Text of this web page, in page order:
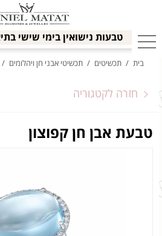
טבעות נישואין בימי שישי
בית / תכשיטים / תכשיטי אבני חן ויהלומים /
חזרה לקטגוריה
טבעת אבן חן קפוצון